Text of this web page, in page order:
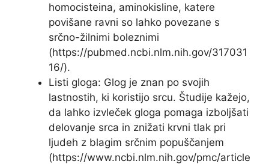
homocisteina, aminokisline, katere
povišane ravni so lahko povezane s
srčno-žilnimi boleznimi
(https://pubmed.ncbi.nlm.nih.gov/317031
16/).
Listi gloga: Glog je znan po svojih
lastnostih, ki koristijo srcu. Študije kažejo,
da lahko izvleček gloga pomaga izboljšati
delovanje srca in znižati krvni tlak pri
ljudeh z blagim srčnim popuščanjem
(https://www.ncbi.nlm.nih.gov/pmc/article